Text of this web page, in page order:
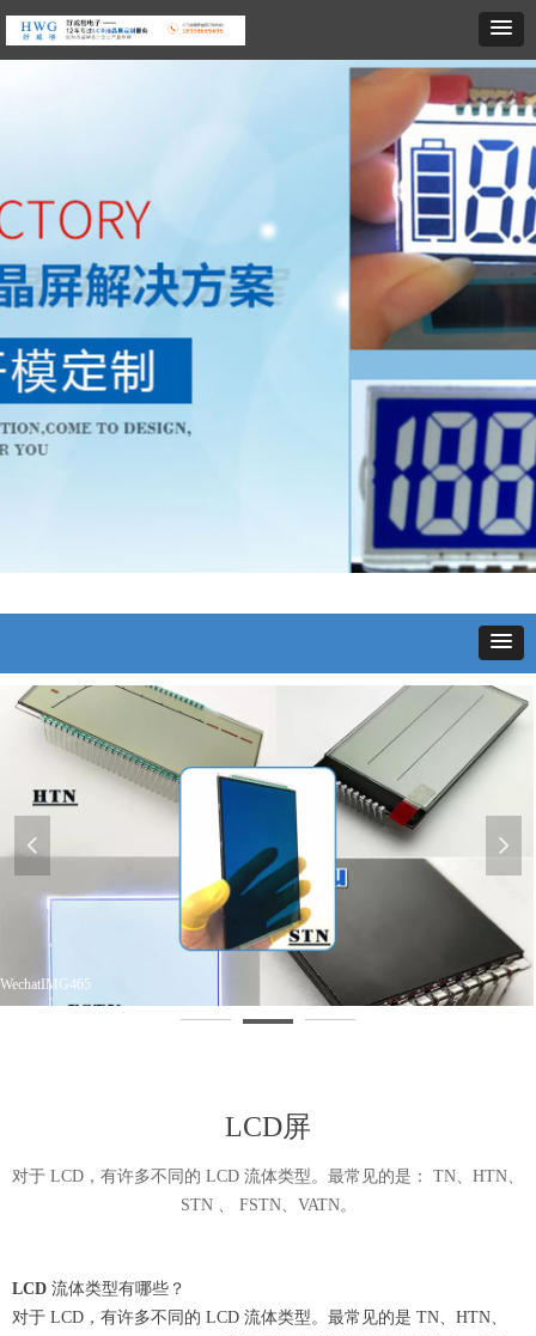
WechatIMG465
넳 넲
LCD屏
对于 LCD，有许多不同的 LCD 流体类型。最常见的是： TN、HTN、
STN 、 FSTN、VATN。
LCD 流体类型有哪些？
对于 LCD，有许多不同的 LCD 流体类型。最常见的是 TN、HTN、